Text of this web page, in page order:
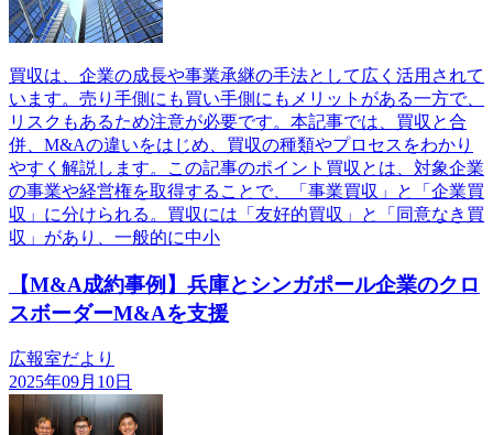
買収は、企業の成長や事業承継の手法として広く活用されて
います。売り手側にも買い手側にもメリットがある一方で、
リスクもあるため注意が必要です。本記事では、買収と合
併、M&Aの違いをはじめ、買収の種類やプロセスをわかり
やすく解説します。この記事のポイント買収とは、対象企業
の事業や経営権を取得することで、「事業買収」と「企業買
収」に分けられる。買収には「友好的買収」と「同意なき買
収」があり、一般的に中小
【M&A成約事例】兵庫とシンガポール企業のクロ
スボーダーM&Aを支援
広報室だより
2025年09月10日